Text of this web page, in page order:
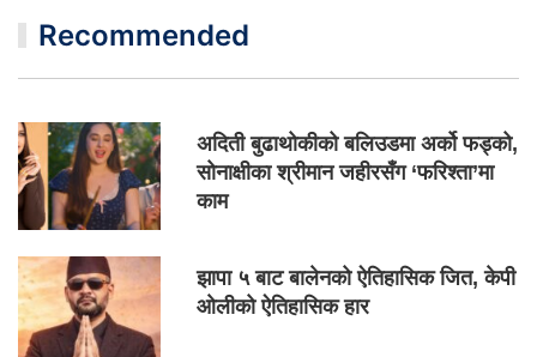
Recommended
अदिती बुढाथोकीको बलिउडमा अर्को फड्को,
सोनाक्षीका श्रीमान जहीरसँग ‘फरिश्ता’मा
काम
झापा ५ बाट बालेनको ऐतिहासिक जित, केपी
ओलीको ऐतिहासिक हार